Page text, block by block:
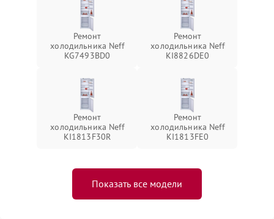
Ремонт
холодильника Neff
KG7493BD0
Ремонт
холодильника Neff
KI8826DE0
Ремонт
холодильника Neff
KI1813F30R
Ремонт
холодильника Neff
KI1813FE0
Показать все модели